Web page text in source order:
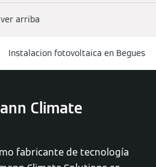
arriba
Instalacion fotovoltaica en Begues
Climate
fabricante de tecnología